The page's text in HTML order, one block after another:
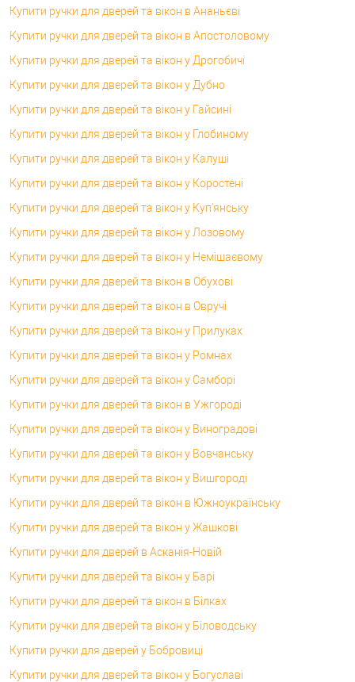
Купити ручки для дверей та вікон в Ананьєві
Купити ручки для дверей та вікон в Апостоловому
Купити ручки для дверей та вікон у Дрогобичі
Купити ручки для дверей та вікон у Дубно
Купити ручки для дверей та вікон у Гайсині
Купити ручки для дверей та вікон у Глобиному
Купити ручки для дверей та вікон у Калуші
Купити ручки для дверей та вікон у Коростені
Купити ручки для дверей та вікон у Куп'янську
Купити ручки для дверей та вікон у Лозовому
Купити ручки для дверей та вікон у Немішаєвому
Купити ручки для дверей та вікон в Обухові
Купити ручки для дверей та вікон в Овручі
Купити ручки для дверей та вікон у Прилуках
Купити ручки для дверей та вікон у Ромнах
Купити ручки для дверей та вікон у Самборі
Купити ручки для дверей та вікон в Ужгороді
Купити ручки для дверей та вікон у Виноградові
Купити ручки для дверей та вікон у Вовчанську
Купити ручки для дверей та вікон у Вишгороді
Купити ручки для дверей та вікон в Южноукраїнську
Купити ручки для дверей та вікон у Жашкові
Купити ручки для дверей в Асканія-Новій
Купити ручки для дверей та вікон у Барі
Купити ручки для дверей та вікон в Білках
Купити ручки для дверей та вікон у Біловодську
Купити ручки для дверей у Бобровиці
Купити ручки для дверей та вікон у Богуславі